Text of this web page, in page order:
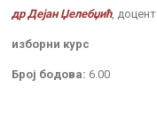
др Дејан Џелебџић, доцент
изборни курс
Број бодова: 6.00